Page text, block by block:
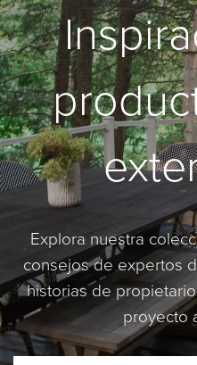
Explora nuestra
consejos de expertos
historias de
proyecto